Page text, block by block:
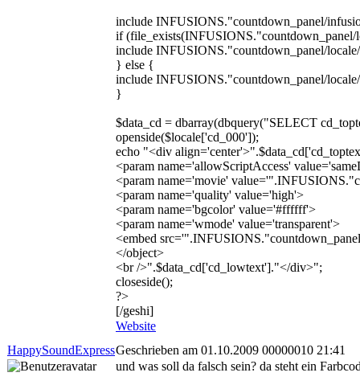
include INFUSIONS."countdown_panel/
if
include INFUSIONS."countdown_panel/
} else {
include INFUSIONS."countdown_panel/
}
$data_cd = dbarray(dbquery("SELECT
openside($locale['cd_000']);
echo "<div
<param name='allowScriptAccess'
<param name='movie'
<param name='quality' value='high'>
<param name='bgcolor' value='#ffffff'>
<param name='wmode' value='transparent'>
<embed
</object>
<br />".$data_cd['cd_lowtext']."</div>";
closeside();
?>
[/geshi]
Website
HappySoundExpressGeschrieben am 01.10.2009 00000010 21:41
und was soll da falsch sein? da steht ein